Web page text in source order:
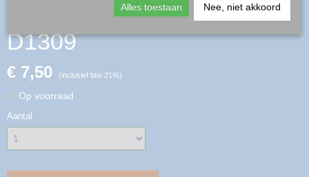
kraal driehoek - patroon
D1309
€ 7,50 (inclusief btw 21%)
✓ Op voorraad
Aantal
Alles toestaan Nee, niet akkoord